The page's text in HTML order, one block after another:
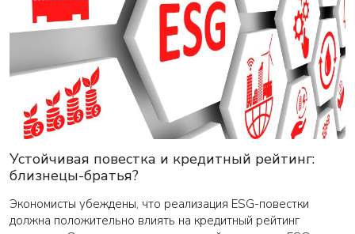
Устойчивая повестка и кредитный рейтинг:
близнецы-братья?
Экономисты убеждены, что реализация ESG-повестки
должна положительно влиять на кредитный рейтинг